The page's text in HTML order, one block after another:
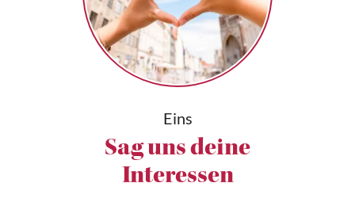
Eins
Sag uns deine
Interessen